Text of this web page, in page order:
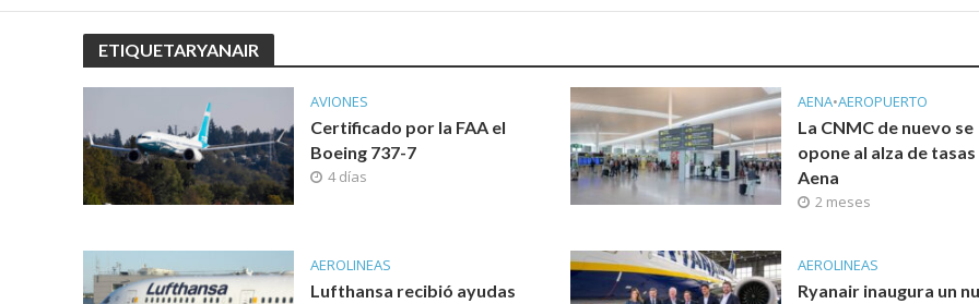
ETIQUETARYANAIR
AVIONES
Certificado por la FAA el
Boeing 737-7
4 días
AENA•AEROPUERTO
La CNMC de nuevo se
opone al alza de tasas
Aena
2 meses
AEROLINEAS
Lufthansa recibió ayudas
AEROLINEAS
Ryanair inaugura un